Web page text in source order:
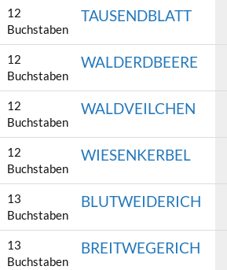
12
Buchstaben
TAUSENDBLATT
12
Buchstaben
WALDERDBEERE
12
Buchstaben
WALDVEILCHEN
12
Buchstaben
WIESENKERBEL
13
Buchstaben
BLUTWEIDERICH
13
Buchstaben
BREITWEGERICH